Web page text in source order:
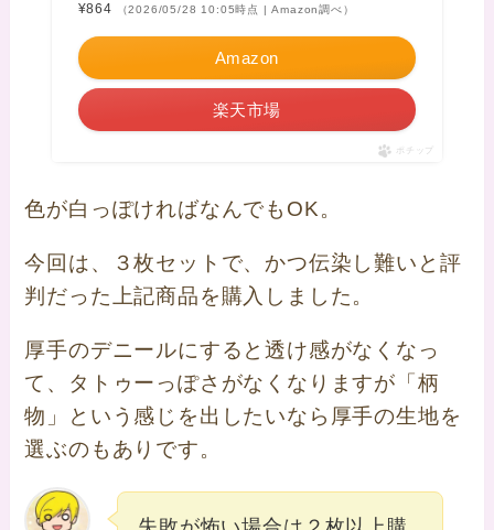
¥864
（2026/05/28 10:05時点 | Amazon調べ）
Amazon
楽天市場
ポチップ
色が白っぽければなんでもOK。
今回は、３枚セットで、かつ伝染し難いと評
判だった上記商品を購入しました。
厚手のデニールにすると透け感がなくなっ
て、タトゥーっぽさがなくなりますが「柄
物」という感じを出したいなら厚手の生地を
選ぶのもありです。